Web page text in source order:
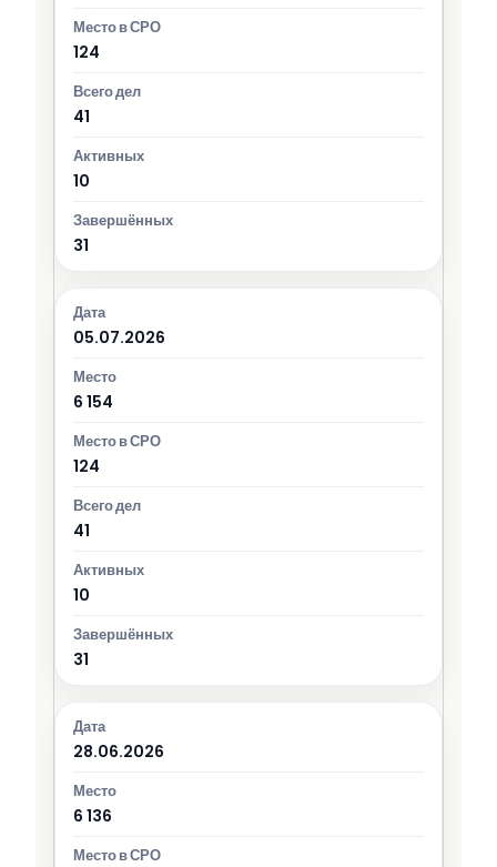
124
41
10
31
05.07.2026
6 154
124
41
10
31
28.06.2026
6 136